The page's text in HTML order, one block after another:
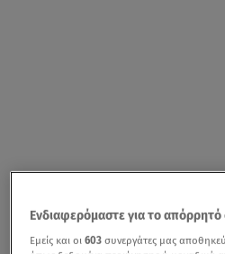
Ενδιαφερόμαστε για το απόρρητό
Εμείς και οι603 συνεργάτες μας